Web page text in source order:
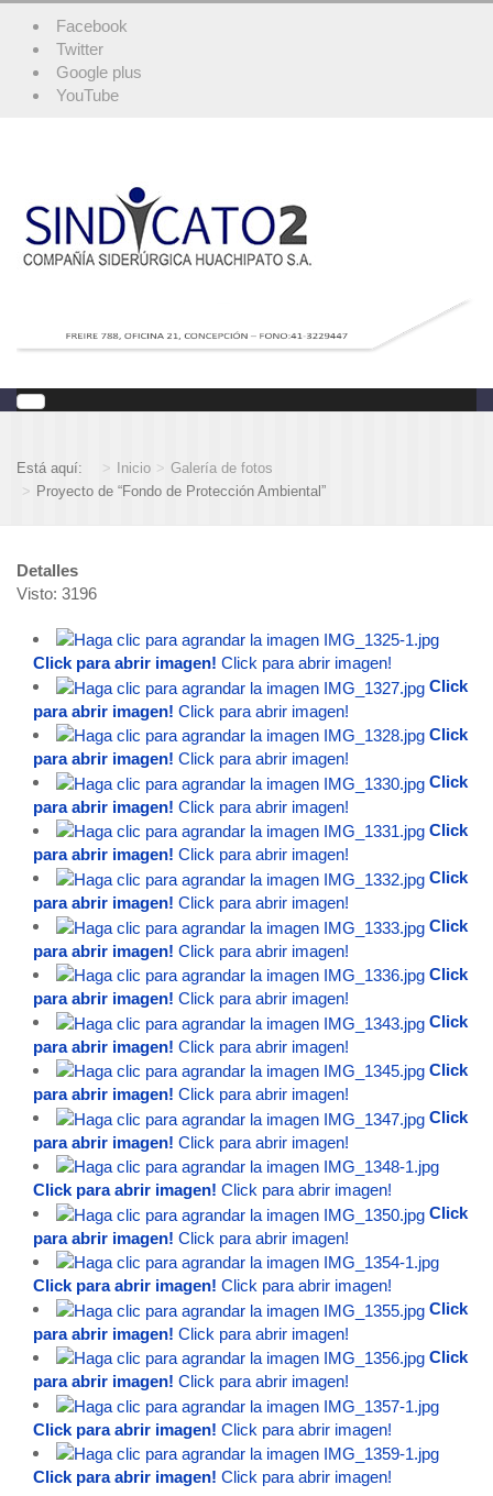
Facebook
Twitter
Google plus
YouTube
Está aquí: Inicio
Galería de fotos
Proyecto de “Fondo de Protección Ambiental”
Detalles
Visto: 3196
Click para abrir imagen! Click para abrir imagen!
Click
para abrir imagen! Click para abrir imagen!
Click
para abrir imagen! Click para abrir imagen!
Click
para abrir imagen! Click para abrir imagen!
Click
para abrir imagen! Click para abrir imagen!
Click
para abrir imagen! Click para abrir imagen!
Click
para abrir imagen! Click para abrir imagen!
Click
para abrir imagen! Click para abrir imagen!
Click
para abrir imagen! Click para abrir imagen!
Click
para abrir imagen! Click para abrir imagen!
Click
para abrir imagen! Click para abrir imagen!
Click para abrir imagen! Click para abrir imagen!
Click
para abrir imagen! Click para abrir imagen!
Click para abrir imagen! Click para abrir imagen!
Click
para abrir imagen! Click para abrir imagen!
Click
para abrir imagen! Click para abrir imagen!
Click para abrir imagen! Click para abrir imagen!
Click para abrir imagen! Click para abrir imagen!